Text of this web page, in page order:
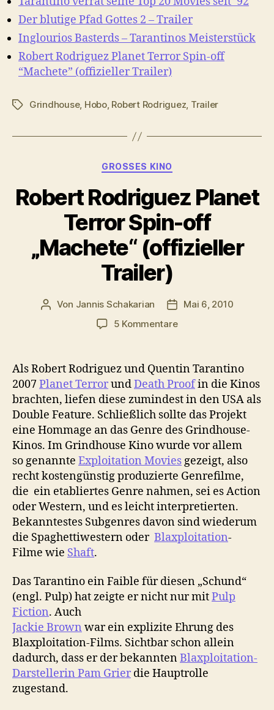
Der blutige Pfad Gottes 2 – Trailer
Inglourios Basterds – Tarantinos Meisterstück
Robert Rodriguez Planet Terror Spin-off
“Machete” (offizieller Trailer)
Schlagwörter
Grindhouse, Hobo, Robert Rodriguez, Trailer
Kategorien
GROSSES KINO
Robert Rodriguez Planet
Terror Spin-off
„Machete“ (offizieller
Trailer)
Beitragsautor
Von Jannis Schakarian
Mai 6, 2010
5 Kommentarezu
Planet
Terror
Spin-
off
„Machete“
(offizieller
Trailer)
Als Robert Rodriguez und Quentin Tarantino
2007Planet TerrorundDeath Proofin die Kinos
brachten, liefen diese zumindest in den USA als
Double Feature. Schließlich sollte das Projekt
eine Hommage an das Genre des Grindhouse-
Kinos. Im Grindhouse Kino wurde vor allem
so genannte Exploitation Moviesgezeigt, also
recht kostengünstig produzierte Genrefilme,
die ein etabliertes Genre nahmen, sei es Action
oder Western, und es leicht interpretierten.
Bekanntestes Subgenres davon sind wiederum
die Spaghettiwestern oder Blaxploitation-
Filme wie Shaft.
Das Tarantino ein Faible für diesen „Schund“
(engl. Pulp) hat zeigte er nicht nur mitPulp
Fiction. Auch
Jackie Brown war ein explizite Ehrung des
Blaxploitation-Films. Sichtbar schon allein
dadurch, dass er der bekanntenBlaxploitation-
Darstellerin Pam Grier die Hauptrolle
zugestand.